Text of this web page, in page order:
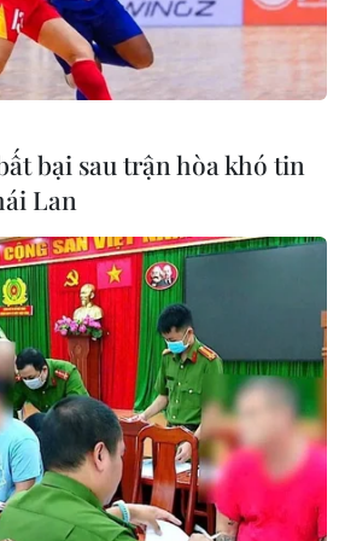
đã phải "quay đầu" để tìm hướng tiêu
Việt Anh/Vietnam+)
lượng xe container chở
vực cửa ngõ Lạng Sơn đã
nghìn. Trước tình trạng
bại sau trận hòa khó tin
Lan